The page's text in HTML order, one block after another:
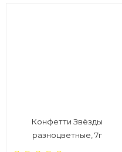
Конфетти Звёзды
разноцветные, 7г